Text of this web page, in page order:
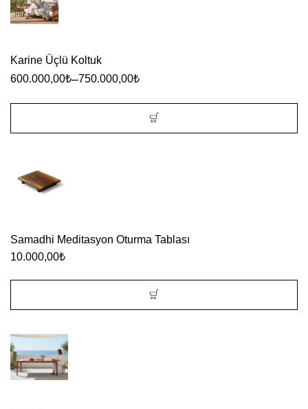
seçilebilir
birden
varyasyonu
var.
sayfasından
Karine Üçlü Koltuk
600.000,00₺–750.000,00₺
birden
var.
Seçenekler
sayfasından
Samadhi Meditasyon Oturma Tablası
10.000,00₺